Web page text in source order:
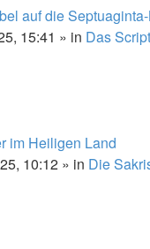
auf die
15:41 » in Das
im Heiligen Land
10:12 » in Die